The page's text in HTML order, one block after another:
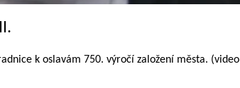
k oslavám 750. výročí založení města. (video